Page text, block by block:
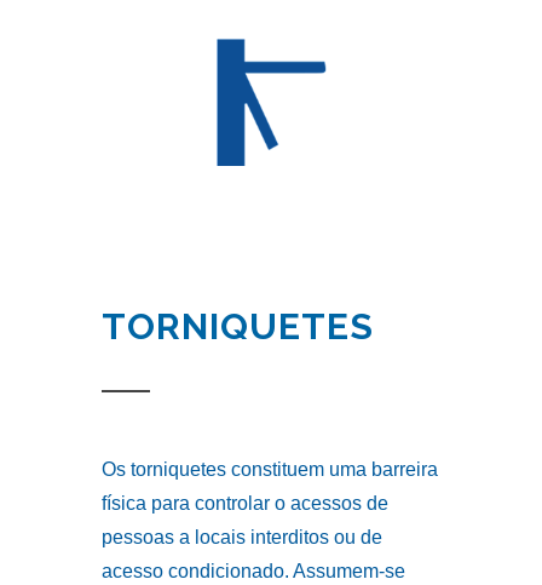
TORNIQUETES
Os torniquetes constituem uma barreira
física para controlar o acessos de
pessoas a locais interditos ou de
acesso condicionado. Assumem-se